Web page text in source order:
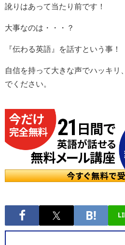
訛りはあって当たり前です！
大事なのは・・・？
『伝わる英語』を話すという事！
自信を持って大きな声でハッキリ
でください。